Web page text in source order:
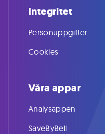
Integritet
Personuppgifter
Cookies
Våra appar
Analysappen
SaveByBell